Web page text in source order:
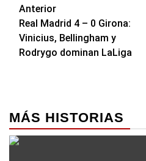
Navegación
de
entradas
Anterior
Real Madrid 4 – 0 Girona:
Vinicius, Bellingham y
Rodrygo dominan LaLiga
MÁS HISTORIAS